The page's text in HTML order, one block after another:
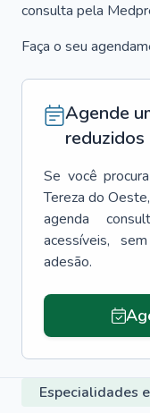
consulta pela
Faça o seu
Agende
reduzidos
Se você
Tereza do Oeste
agenda
acessíveis,
adesão.
Especialidades